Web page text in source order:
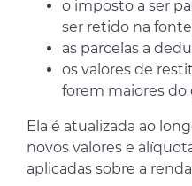
o imposto a ser
ser retido na
as parcelas a
os valores de
forem maiores do
Ela é atualizada ao
novos valores e
aplicadas sobre a